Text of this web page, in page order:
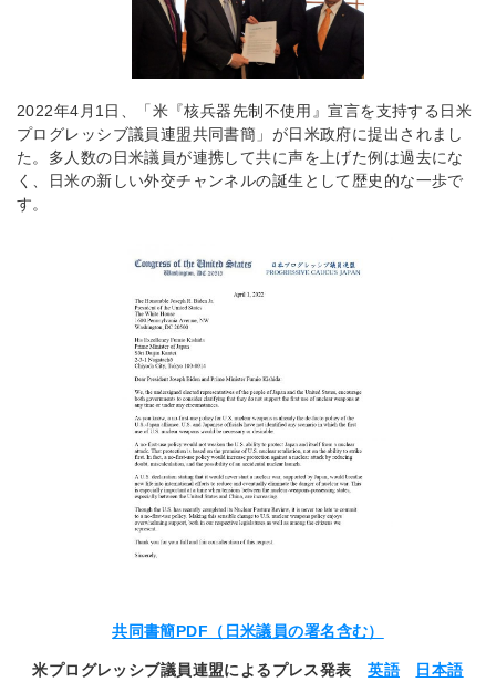
2022年4月1日、「米『核兵器先制不使用』宣言を支持する日米
プログレッシブ議員連盟共同書簡」が日米政府に提出されまし
た。多人数の日米議員が連携して共に声を上げた例は過去にな
く、日米の新しい外交チャンネルの誕生として歴史的な一歩で
す。
共同書簡PDF（日米議員の署名含む）
米プログレッシブ議員連盟によるプレス発表英語 日本語